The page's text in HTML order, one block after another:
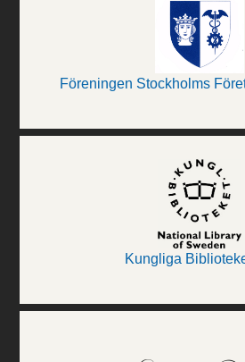
Föreningen Stockholms
Kungliga